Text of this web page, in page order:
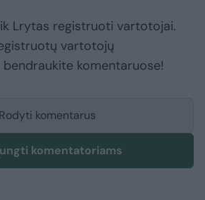
Lrytas registruoti vartotojai.
vartotojų
komentaruose!
Rodyti komentarus
komentatoriams